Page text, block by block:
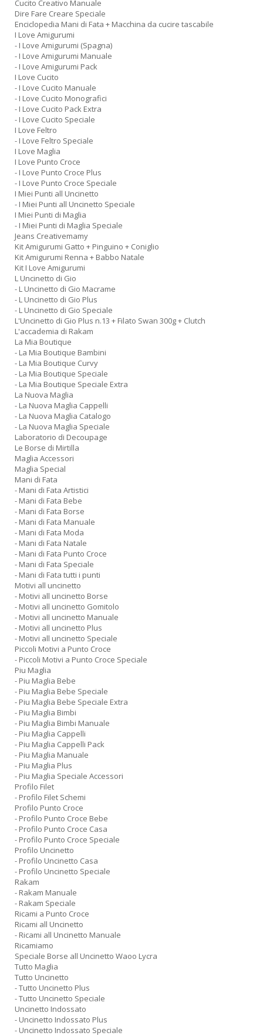
Cucito Creativo Manuale
Dire Fare Creare Speciale
Enciclopedia Mani di Fata + Macchina da cucire tascabile
I Love Amigurumi
- I Love Amigurumi (Spagna)
- I Love Amigurumi Manuale
- I Love Amigurumi Pack
I Love Cucito
- I Love Cucito Manuale
- I Love Cucito Monografici
- I Love Cucito Pack Extra
- I Love Cucito Speciale
I Love Feltro
- I Love Feltro Speciale
I Love Maglia
I Love Punto Croce
- I Love Punto Croce Plus
- I Love Punto Croce Speciale
I Miei Punti all Uncinetto
- I Miei Punti all Uncinetto Speciale
I Miei Punti di Maglia
- I Miei Punti di Maglia Speciale
Jeans Creativemamy
Kit Amigurumi Gatto + Pinguino + Coniglio
Kit Amigurumi Renna + Babbo Natale
Kit I Love Amigurumi
L Uncinetto di Gio
- L Uncinetto di Gio Macrame
- L Uncinetto di Gio Plus
- L Uncinetto di Gio Speciale
L'Uncinetto di Gio Plus n.13 + Filato Swan 300g + Clutch
L'accademia di Rakam
La Mia Boutique
- La Mia Boutique Bambini
- La Mia Boutique Curvy
- La Mia Boutique Speciale
- La Mia Boutique Speciale Extra
La Nuova Maglia
- La Nuova Maglia Cappelli
- La Nuova Maglia Catalogo
- La Nuova Maglia Speciale
Laboratorio di Decoupage
Le Borse di Mirtilla
Maglia Accessori
Maglia Special
Mani di Fata
- Mani di Fata Artistici
- Mani di Fata Bebe
- Mani di Fata Borse
- Mani di Fata Manuale
- Mani di Fata Moda
- Mani di Fata Natale
- Mani di Fata Punto Croce
- Mani di Fata Speciale
- Mani di Fata tutti i punti
Motivi all uncinetto
- Motivi all uncinetto Borse
- Motivi all uncinetto Gomitolo
- Motivi all uncinetto Manuale
- Motivi all uncinetto Plus
- Motivi all uncinetto Speciale
Piccoli Motivi a Punto Croce
- Piccoli Motivi a Punto Croce Speciale
Piu Maglia
- Piu Maglia Bebe
- Piu Maglia Bebe Speciale
- Piu Maglia Bebe Speciale Extra
- Piu Maglia Bimbi
- Piu Maglia Bimbi Manuale
- Piu Maglia Cappelli
- Piu Maglia Cappelli Pack
- Piu Maglia Manuale
- Piu Maglia Plus
- Piu Maglia Speciale Accessori
Profilo Filet
- Profilo Filet Schemi
Profilo Punto Croce
- Profilo Punto Croce Bebe
- Profilo Punto Croce Casa
- Profilo Punto Croce Speciale
Profilo Uncinetto
- Profilo Uncinetto Casa
- Profilo Uncinetto Speciale
Rakam
- Rakam Manuale
- Rakam Speciale
Ricami a Punto Croce
Ricami all Uncinetto
- Ricami all Uncinetto Manuale
Ricamiamo
Speciale Borse all Uncinetto Waoo Lycra
Tutto Maglia
Tutto Uncinetto
- Tutto Uncinetto Plus
- Tutto Uncinetto Speciale
Uncinetto Indossato
- Uncinetto Indossato Plus
- Uncinetto Indossato Speciale